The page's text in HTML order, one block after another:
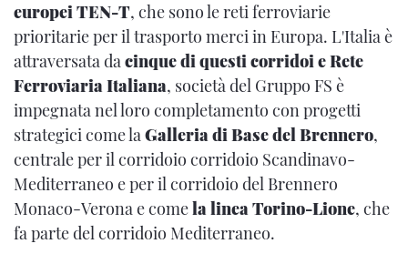
europei TEN-T, che sono le reti ferroviarie
prioritarie per il trasporto merci in Europa. L'Italia è
attraversata dacinque di questi corridoi e Rete
Ferroviaria Italiana, società del Gruppo FS è
impegnata nel loro completamento con progetti
strategici come laGalleria di Base del Brennero,
centrale per il corridoio corridoio Scandinavo-
Mediterraneo e per il corridoio del Brennero
Monaco-Verona e comela linea Torino-Lione, che
fa parte del corridoio Mediterraneo.